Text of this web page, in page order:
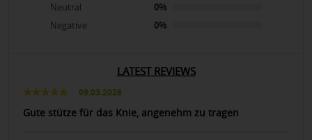
Neutral
0%
Negative
0%
LATEST REVIEWS
09.03.2026
Gute stütze für das Knie, angenehm zu tragen